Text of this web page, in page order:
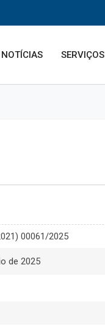
NOTÍCIAS SERVIÇOS
00061/2025
de 2025